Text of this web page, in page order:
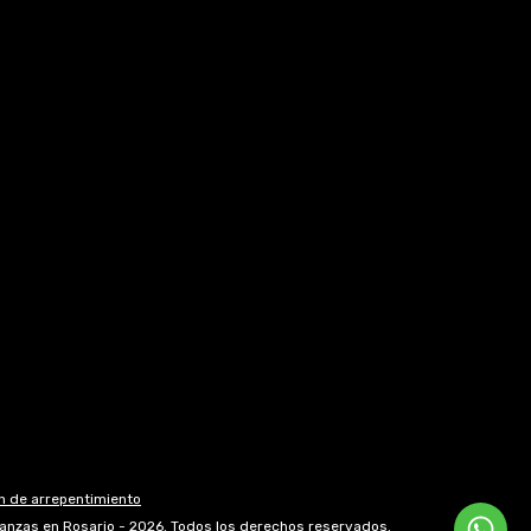
de arrepentimiento
en Rosario - 2026. Todos los derechos reservados.